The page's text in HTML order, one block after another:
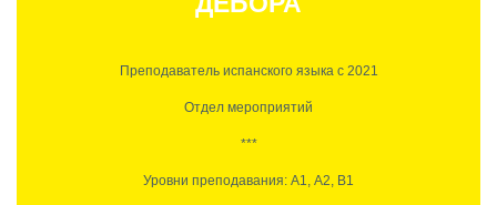
Преподаватель испанского языка с 2021
Отдел мероприятий
***
Уровни преподавания: А1, А2, B1